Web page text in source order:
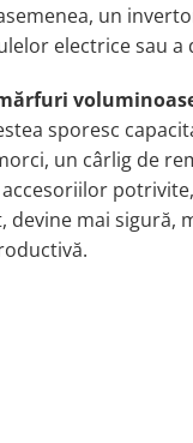
un
electrice sau
sporesc
un cârlig de
devine mai sigură,